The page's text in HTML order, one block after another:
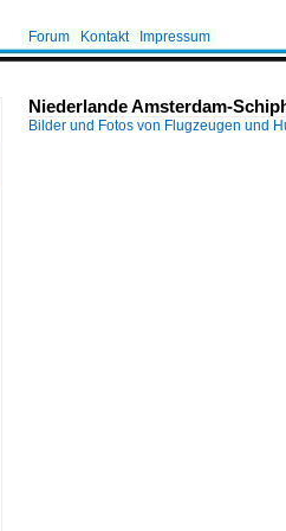
Forum Kontakt Impressum
Niederlande Amsterdam-
Bilder und Fotos von Flugzeugen und